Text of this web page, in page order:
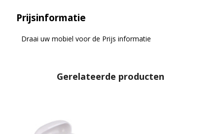
Prijsinformatie
Draai uw mobiel voor de Prijs informatie
Gerelateerde producten